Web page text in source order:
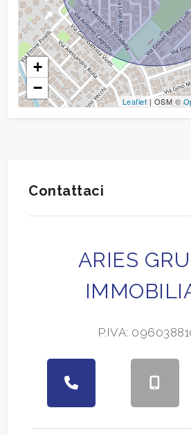
+
−
Leaflet| OSM ©
Contattaci
ARIES
P.IVA:
Camere
minime
Qualsiasi
multiscelta